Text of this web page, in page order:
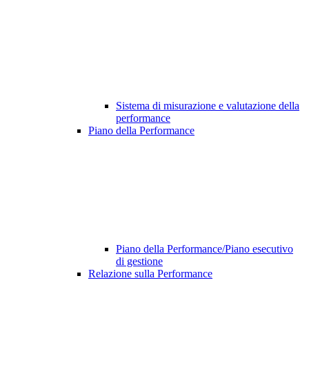
Sistema di misurazione e valutazione della
performance
Piano della Performance
Piano della Performance/Piano esecutivo
di gestione
Relazione sulla Performance